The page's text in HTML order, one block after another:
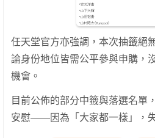
任天堂官方亦強調，本次抽籤絕
論身份地位皆需公平參與申購，
機會。
目前公佈的部分中籤與落選名單
安慰——因為「大家都一樣」，